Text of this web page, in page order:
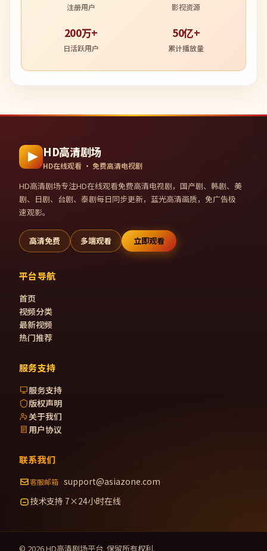
注册用户 影视资源
200万+
日活跃用户
50亿+
累计播放量
HD高清剧场
HD在线观看 · 免费高清电视剧
HD高清剧场专注HD在线观看免费高清电视剧，国产剧、韩剧、美
剧、日剧、台剧、泰剧每日同步更新，蓝光高清画质，免广告极
速观影。
高清免费 多端观看 立即观看
平台导航
首页
视频分类
最新视频
热门推荐
服务支持
服务支持
版权声明
关于我们
用户协议
联系我们
客服邮箱 support@asiazone.com
技术支持 7×24小时在线
© 2026HD高清剧场平台. 保留所有权利.